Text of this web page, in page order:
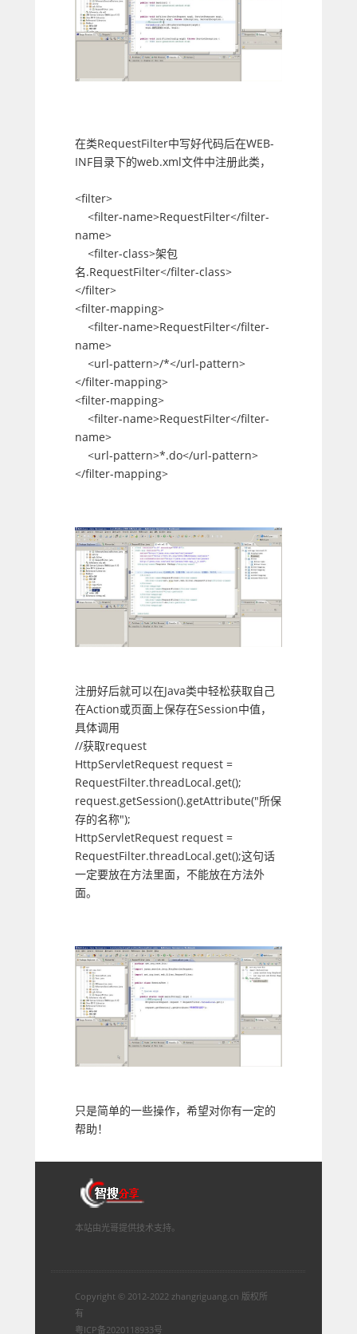
在类RequestFilter中写好代码后在WEB-
INF目录下的web.xml文件中注册此类，
<filter>
<filter-name>RequestFilter</filter-
name>
<filter-class>架包
名.RequestFilter</filter-class>
</filter>
<filter-mapping>
<filter-name>RequestFilter</filter-
name>
<url-pattern>/*</url-pattern>
</filter-mapping>
<filter-mapping>
<filter-name>RequestFilter</filter-
name>
<url-pattern>*.do</url-pattern>
</filter-mapping>
注册好后就可以在Java类中轻松获取自己
在Action或页面上保存在Session中值，
具体调用
//获取request
HttpServletRequest request =
RequestFilter.threadLocal.get();
request.getSession().getAttribute("所保
存的名称");
HttpServletRequest request =
RequestFilter.threadLocal.get();这句话
一定要放在方法里面，不能放在方法外
面。
只是简单的一些操作，希望对你有一定的
帮助！
本站由光哥提供技术支持。
Copyright © 2012-2022 zhangriguang.cn 版权所
有
粤ICP备2020118933号